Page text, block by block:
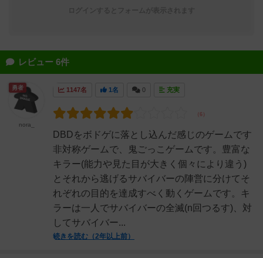
レビュー 6件
1147名 1名 0 充実
DBDをボドゲに落とし込んだ感じのゲームです
非対称ゲームで、鬼ごっこゲームです。豊富な
キラー(能力や見た目が大きく個々により違う)
とそれから逃げるサバイバーの陣営に分けてそ
れぞれの目的を達成すべく動くゲームです。キ
ラーは一人でサバイバーの全滅(n回つるす)、対
してサバイバー...
続きを読む（2年以上前）
勇者
nora_